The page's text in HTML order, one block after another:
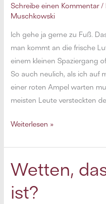
Schreibe einen Kommentar /
Muschkowski
Ich gehe ja gerne zu Fuß.
man kommt an die frische
einem kleinen Spaziergang
So auch neulich, als ich auf
einer roten Ampel warten
meisten Leute versteckten
Neulich
dem
Nachhauseweg
…
Weiterlesen »
Wetten,
ist?